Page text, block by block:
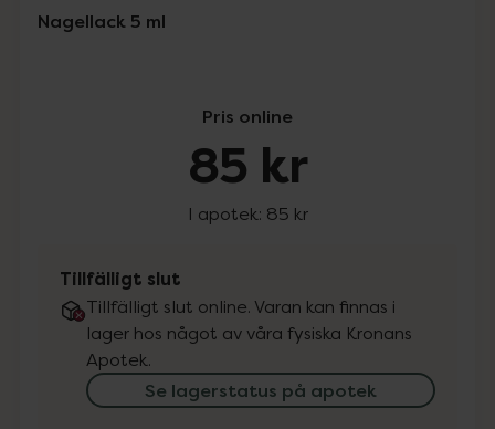
Nagellack 5 ml
Pris online
85 kr
I apotek: 85 kr
Tillfälligt slut
Tillfälligt slut online. Varan kan finnas i
lager hos något av våra fysiska Kronans
Apotek.
Se lagerstatus på apotek